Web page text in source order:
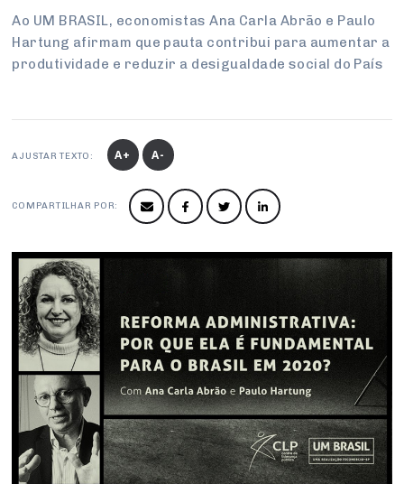
Conselho de Comércio Eletrônico
Ao UM BRASIL, economistas Ana Carla Abrão e Paulo
Hartung afirmam que pauta contribui para aumentar a
produtividade e reduzir a desigualdade social do País
AJUSTAR TEXTO: A+ A-
COMPARTILHAR POR: